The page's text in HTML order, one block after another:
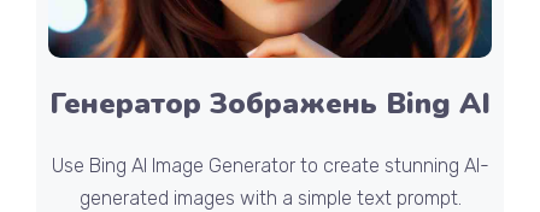
Генератор Зображень Bing AI
Use Bing AI Image Generator to create stunning AI-
generated images with a simple text prompt.